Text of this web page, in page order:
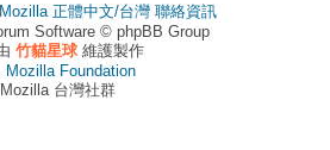
正體中文/台灣 聯絡資訊
Software © phpBB Group
竹貓星球維護製作
Mozilla Foundation
台灣社群